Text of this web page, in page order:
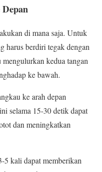
di mana saja. Untuk
harus berdiri tegak dengan
kedua tangan
ke bawah.
ke arah depan
selama 15-30 detik dapat
dan meningkatkan
5 kali dapat memberikan